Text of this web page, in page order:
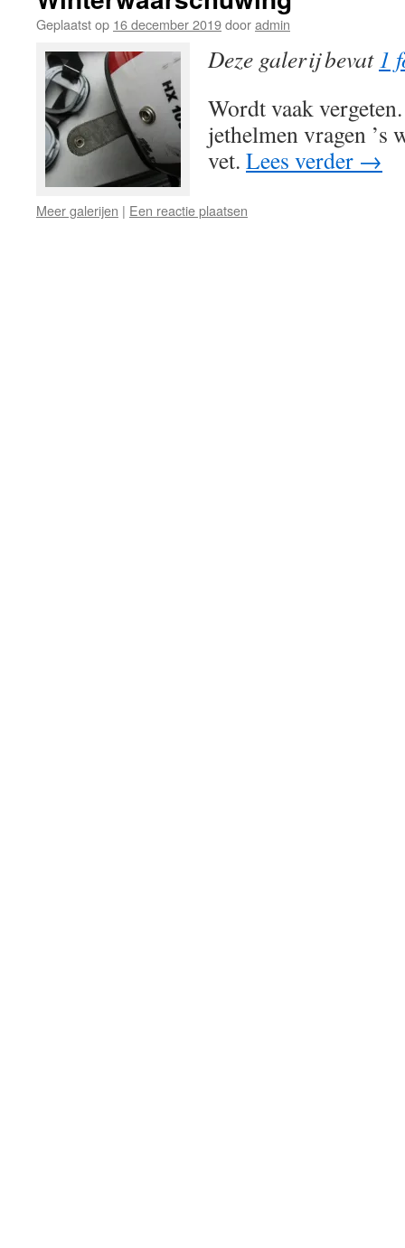
Geplaatst op 16 december 2019dooradmin
Deze galerij bevat1
Wordt vaak
jethelmen vragen ’s
vet. Lees verder →
Meer galerijen | Een reactie plaatsen